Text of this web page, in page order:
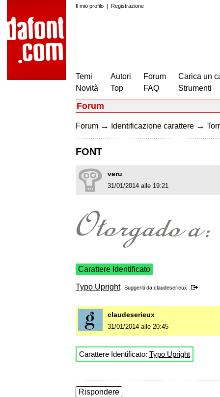
Il mio profilo | Registrazione
Temi
Novità
Autori
Top
Forum
FAQ
Carica un
Strumenti
Forum
Forum → Identificazione carattere →
FONT
veru
31/01/2014 alle 19:21
Carattere Identificato
Typo Upright Suggeriti da claudeserieux
claudeserieux
31/01/2014 alle 20:45
Carattere Identificato: Typo Upright
Rispondere